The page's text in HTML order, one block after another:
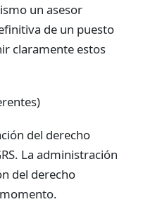
un asesor
de un puesto
claramente estos
del derecho
La administración
del derecho